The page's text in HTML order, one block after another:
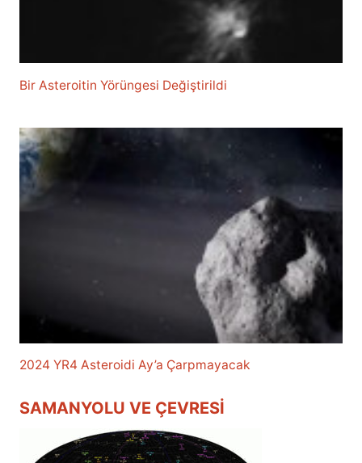
Bir Asteroitin Yörüngesi Değiştirildi
2024 YR4 Asteroidi Ay’a Çarpmayacak
SAMANYOLU VE ÇEVRESI